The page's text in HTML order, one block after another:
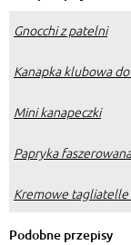
Gnocchi z patelni
Kanapka klubowa do
Mini kanapeczki
Papryka
Kremowe tagliatelle
Podobne przepisy